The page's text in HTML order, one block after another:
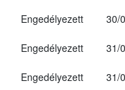
Engedélyezett
30/
Engedélyezett
31/
Engedélyezett
31/